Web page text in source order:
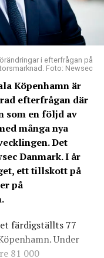
i efterfrågan på
Foto: Newsec
Köpenhamn är
efterfrågan där
som en följd av
många nya
Det
Danmark. I år
ett tillskott på
på
färdigställts 77
Under
81 000